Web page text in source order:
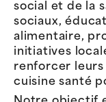
social et de la
sociaux,
alimentaire,
initiatives
renforcer
cuisine santé